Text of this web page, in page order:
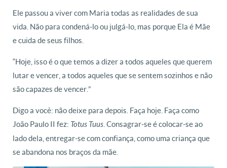
Ele passou a viver com Maria todas as realidades de sua
vida. Não para condená-lo ou julgá-lo, mas porque Ela é Mãe
e cuida de seus filhos.
“Hoje, isso é o que temos a dizer a todos aqueles que querem
lutar e vencer, a todos aqueles que se sentem sozinhos e não
são capazes de vencer.”
Digo a você: não deixe para depois. Faça hoje. Faça como
João Paulo II fez: Totus Tuus . Consagrar-se é colocar-se ao
lado dela, entregar-se com confiança, como uma criança que
se abandona nos braços da mãe.